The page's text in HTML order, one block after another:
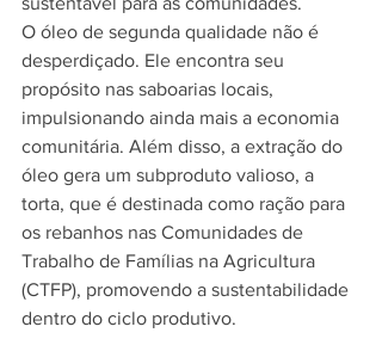
O óleo de segunda qualidade não é
desperdiçado. Ele encontra seu
propósito nas saboarias locais,
impulsionando ainda mais a economia
comunitária. Além disso, a extração do
óleo gera um subproduto valioso, a
torta, que é destinada como ração para
os rebanhos nas Comunidades de
Trabalho de Famílias na Agricultura
(CTFP), promovendo a sustentabilidade
dentro do ciclo produtivo.